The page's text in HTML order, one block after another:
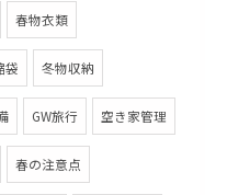
春物衣類
袋 冬物収納
GW旅行 空き家管理
春の注意点